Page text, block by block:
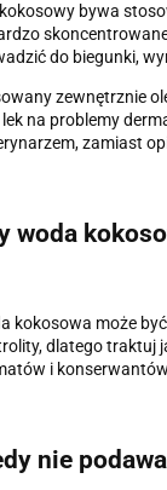
bywa
do biegunki,
zewnętrznie
lek na problemy
zamiast
woda
kokosowa może
dlatego traktuj
i
nie